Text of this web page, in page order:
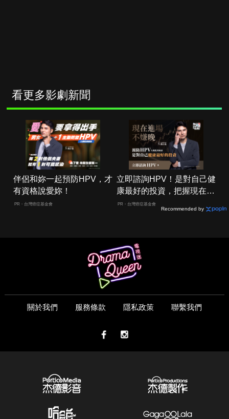
看更多影劇新聞
伴侶和妳一起預防HPV，才
有資格說愛妳！
PR・台灣癌症基金會
立即諮詢HPV！是對自己健
康最好的投資，把握現在不
嫌晚！
PR・台灣癌症基金會
Recommended by
關於我們 服務條款 隱私政策 聯繫我們